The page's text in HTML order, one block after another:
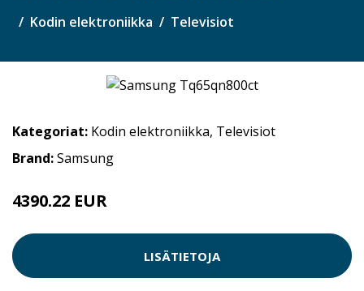
Kodin elektroniikka Televisiot
Kategoriat: Kodin elektroniikka, Televisiot
Brand:Samsung
4390.22 EUR
LISÄTIETOJA